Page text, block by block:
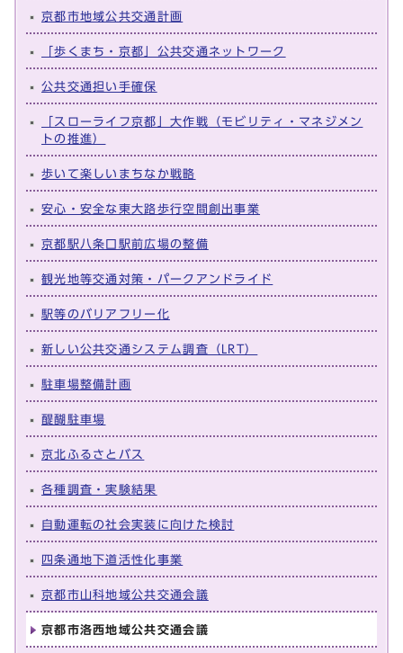
京都市地域公共交通計画
「歩くまち・京都」公共交通ネットワーク
公共交通担い手確保
「スローライフ京都」大作戦（モビリティ・マネジメン
トの推進）
歩いて楽しいまちなか戦略
安心・安全な東大路歩行空間創出事業
京都駅八条口駅前広場の整備
観光地等交通対策・パークアンドライド
駅等のバリアフリー化
新しい公共交通システム調査（LRT）
駐車場整備計画
醍醐駐車場
京北ふるさとバス
各種調査・実験結果
自動運転の社会実装に向けた検討
四条通地下道活性化事業
京都市山科地域公共交通会議
京都市洛西地域公共交通会議